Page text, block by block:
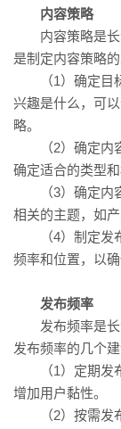
内容策略
内容策略是
是制定内容策略的
（1）确定
兴趣是什么，可
略。
（2）确定
确定适合的类型
（3）确定
相关的主题，如
（4）制定
频率和位置，以
发布频率
发布频率是
发布频率的几个建
（1）定期
增加用户黏性。
（2）按需